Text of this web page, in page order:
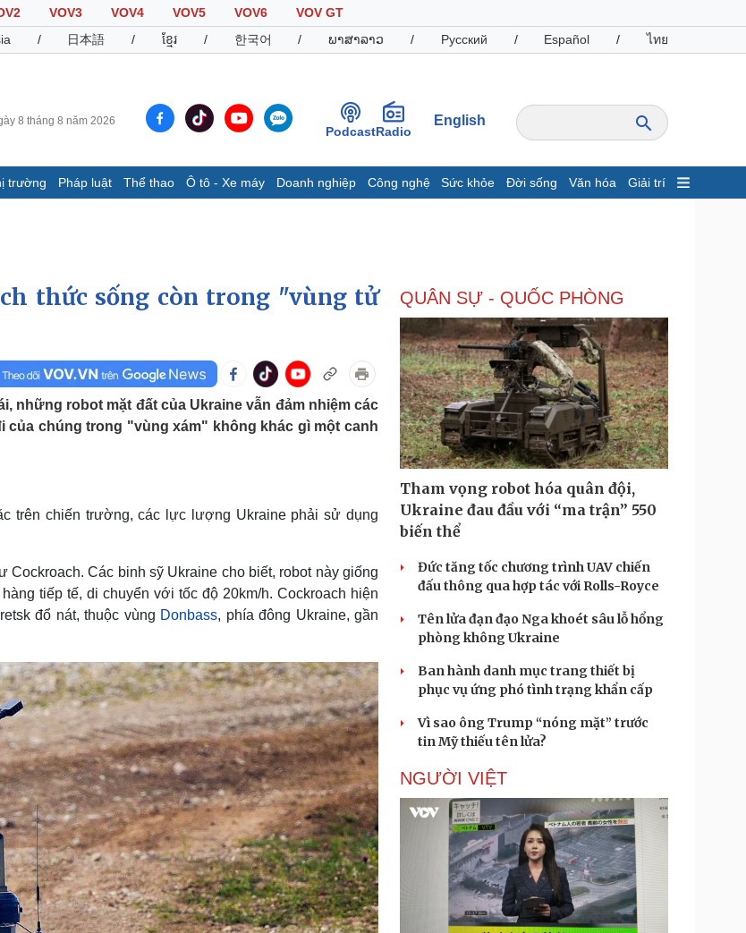
VOV3 VOV4 VOV5 VOV6
VOV GT
/ 日本語 / ខ្មែរ / 한국어 / ພາສາລາວ / Русский / Español / ไทย
8 tháng 8 năm 2026
PodcastRadio
English
trường Pháp luật Thể thao Ô tô - Xe máy Doanh nghiệp Công nghệ Sức khỏe Đời sống Văn hóa Giải trí
Infographic
Chứng khoán
Giá cà phê
thao
đá
thi đấu bóng đá
giới thể thao
Ô tô - Xe máy
Ô tô
Xe máy
Tư vấn
Doanh nghiệp
Thông tin doanh nghiệp
Doanh nghiệp 24h
Doanh nhân
Vì cộng đồng
Công nghệ
Sành điệu
Tin Công nghệ
Trải nghiệm
Chuyển đổi số
khấu - Điện ảnh
Nghệ sĩ
Tư vấn
Podcast
Câu chuyện thời sự
Cửa sổ tình yêu
Kể chuyện cho bé
Hạt giống tâm hồn
thức sống còn trong "vùng tử
những robot mặt đất của Ukraine vẫn đảm nhiệm các
chúng trong "vùng xám" không khác gì một canh
trên chiến trường, các lực lượng Ukraine phải sử dụng
Các binh sỹ Ukraine cho biết, robot này giống
tiếp tế, di chuyển với tốc độ 20km/h. Cockroach hiện
đổ nát, thuộc vùng Donbass, phía đông Ukraine, gần
QUÂN SỰ - QUỐC PHÒNG
Tham vọng robot hóa quân đội,
Ukraine đau đầu với “ma trận” 550
biến thể
Đức tăng tốc chương trình UAV chiến
đấu thông qua hợp tác với Rolls-Royce
Tên lửa đạn đạo Nga khoét sâu lỗ hổng
phòng không Ukraine
Ban hành danh mục trang thiết bị
phục vụ ứng phó tình trạng khẩn cấp
Vì sao ông Trump “nóng mặt” trước
tin Mỹ thiếu tên lửa?
NGƯỜI VIỆT